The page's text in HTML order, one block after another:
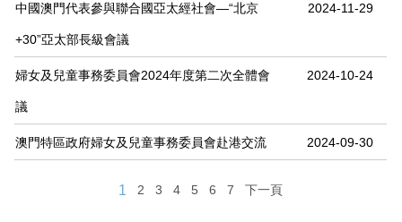
中國澳門代表參與聯合國亞太經社會—“北京
+30”亞太部長級會議
2024-11-29
婦女及兒童事務委員會2024年度第二次全體會
議
2024-10-24
澳門特區政府婦女及兒童事務委員會赴港交流 2024-09-30
1 2 3 4 5 6 7 下一頁